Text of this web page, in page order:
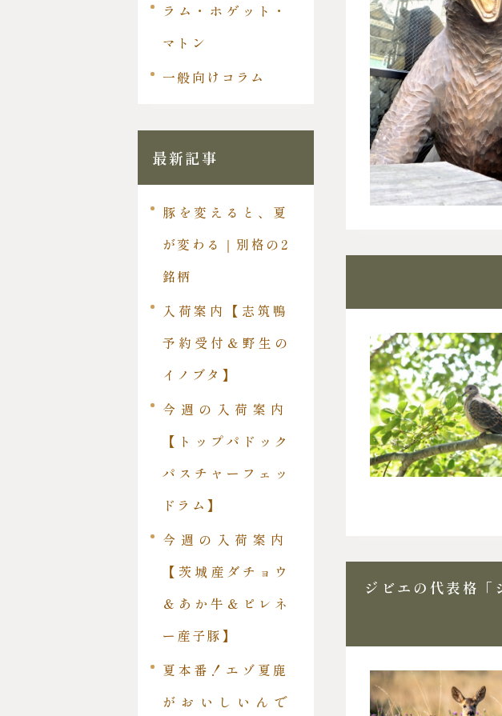
ラム・ホゲット・
マトン
一般向けコラム
最新記事
豚を変えると、夏
が変わる｜別格の2
銘柄
入荷案内【志筑鴨
予約受付＆野生の
イノブタ】
今週の入荷案内
【トップパドック
パスチャーフェッ
ドラム】
今週の入荷案内
【茨城産ダチョウ
＆あか牛＆ピレネ
ー産子豚】
夏本番！エゾ夏鹿
がおいしいんで
ジビエの代表格「